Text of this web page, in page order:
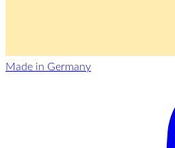
Made in Germany